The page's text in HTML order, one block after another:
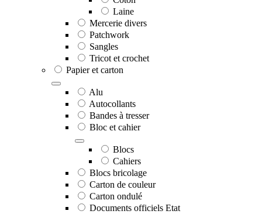
Laine
Mercerie divers
Patchwork
Sangles
Tricot et crochet
Papier et carton
Alu
Autocollants
Bandes à tresser
Bloc et cahier
Blocs
Cahiers
Blocs bricolage
Carton de couleur
Carton ondulé
Documents officiels Etat